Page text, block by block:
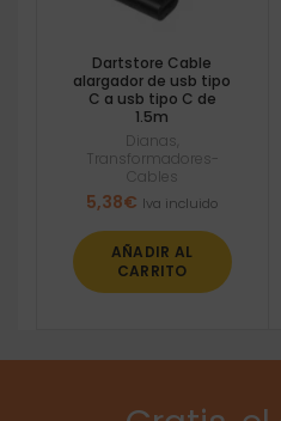
Dartstore Cable
alargador de usb tipo
C a usb tipo C de
1.5m
Dianas
Transformadores-
Cables
5,38€ Iva incluido
AÑADIR AL
CARRITO